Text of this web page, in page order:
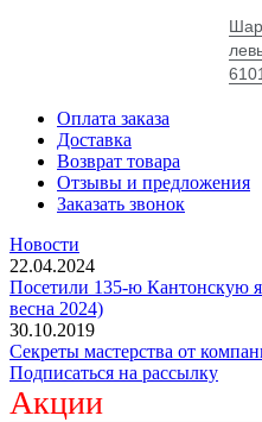
Оплата заказа
Доставка
Возврат товара
Отзывы и предложения
Заказать звонок
Новости
22.04.2024
Посетили 135-ю Кантонскую
весна 2024)
30.10.2019
Секреты мастерства от
Подписаться на рассылку
Акции